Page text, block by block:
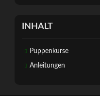
INHALT
Puppenkurse
Anleitungen